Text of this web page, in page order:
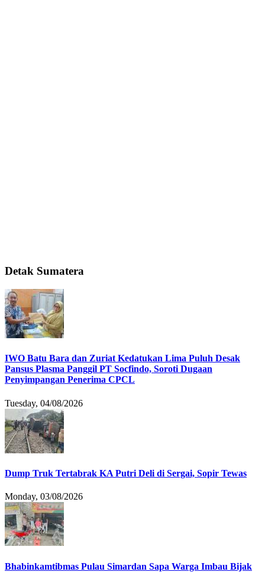
Detak Sumatera
IWO Batu Bara dan Zuriat Kedatukan Lima Puluh Desak
Pansus Plasma Panggil PT Socfindo, Soroti Dugaan
Penyimpangan Penerima CPCL
Tuesday, 04/08/2026
Dump Truk Tertabrak KA Putri Deli di Sergai, Sopir Tewas
Monday, 03/08/2026
Bhabinkamtibmas Pulau Simardan Sapa Warga Imbau Bijak